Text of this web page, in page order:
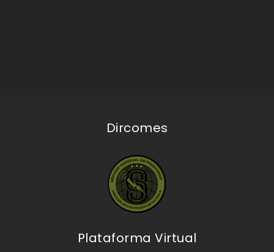
Dircomes
Plataforma Virtual